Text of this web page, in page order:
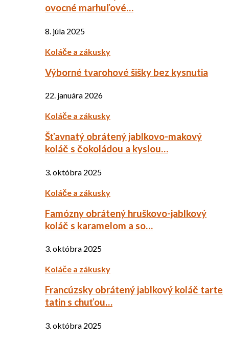
ovocné marhuľové…
8. júla 2025
Koláče a zákusky
Výborné tvarohové šišky bez kysnutia
22. januára 2026
Koláče a zákusky
Šťavnatý obrátený jablkovo-makový
koláč s čokoládou a kyslou…
3. októbra 2025
Koláče a zákusky
Famózny obrátený hruškovo-jablkový
koláč s karamelom a so…
3. októbra 2025
Koláče a zákusky
Francúzsky obrátený jablkový koláč tarte
tatin s chuťou…
3. októbra 2025